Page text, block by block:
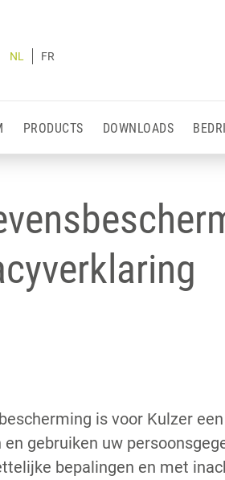
NL FR
PRODUCTS DOWNLOADS
is voor Kulzer
en gebruiken uw
bepalingen en met